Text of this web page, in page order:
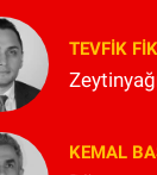
TEVFIK
KEMAL